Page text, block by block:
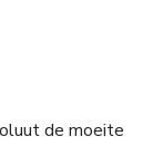
de moeite